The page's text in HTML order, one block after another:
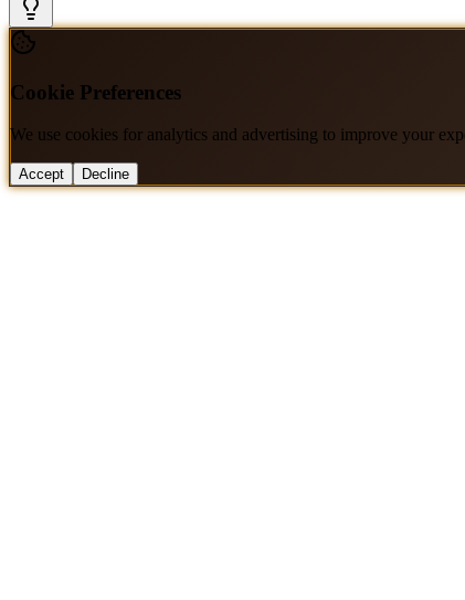
Cookie Preferences
We use cookies for analytics and advertising to improve your
Accept Decline